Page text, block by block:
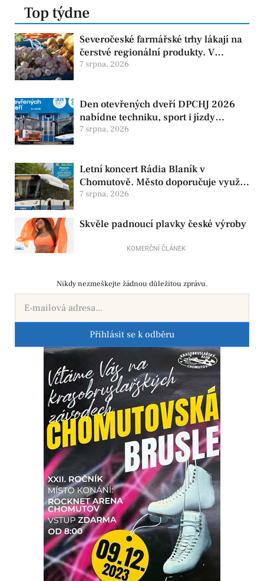
Top týdne
Severočeské farmářské trhy lákají na
čerstvé regionální produkty. V
Chomutově se konají 8. srpna
7 srpna, 2026
Den otevřených dveří DPCHJ 2026
nabídne techniku, sport i jízdy
historickými vozy
7 srpna, 2026
Letní koncert Rádia Blaník v
Chomutově. Město doporučuje využít
MHD
7 srpna, 2026
Skvěle padnoucí plavky české výroby
KOMERČNÍ ČLÁNEK
Nikdy nezmeškejte žádnou důležitou zprávu.
Přihlásit se k odběru